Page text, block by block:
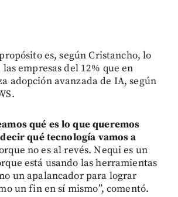
es, según Cristancho, lo
empresas del 12% que en
adopción avanzada de IA, según
qué es lo que queremos
qué tecnología vamos a
no es al revés. Nequi es un
está usando las herramientas
un apalancador para lograr
un fin en sí mismo”, comentó.